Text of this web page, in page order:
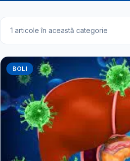
1 articole în această categorie
BOLI